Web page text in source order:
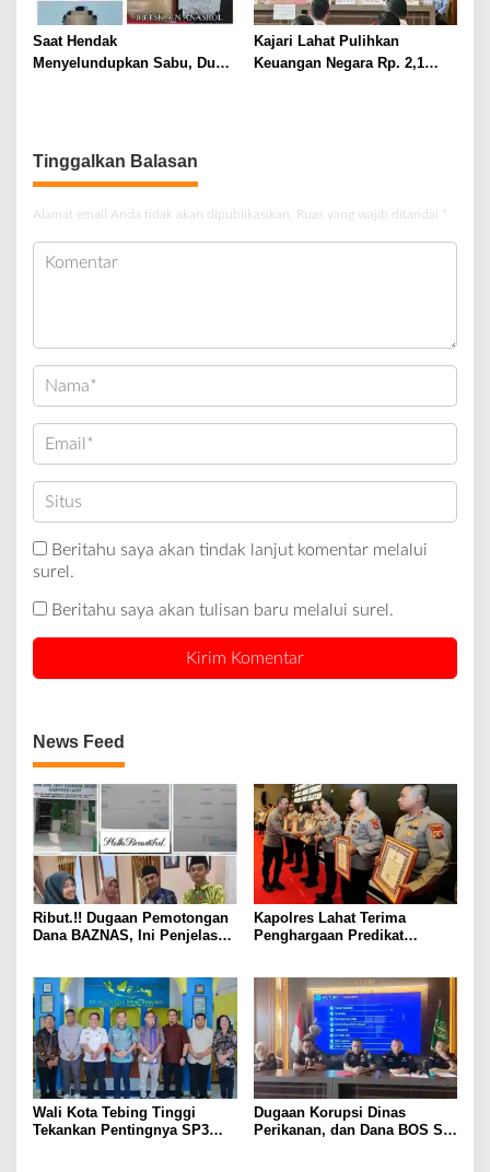
Saat Hendak
Menyelundupkan Sabu, Dua
Kajari Lahat Pulihkan
Keuangan Negara Rp. 2,1
Tinggalkan Balasan
Alamat email Anda tidak akan dipublikasikan. Ruas yang wajib ditandai *
Beritahu saya akan tindak lanjut komentar melalui
surel.
Beritahu saya akan tulisan baru melalui surel.
News Feed
Ribut.!! Dugaan Pemotongan
Dana BAZNAS, Ini Penjelasan
Kapolres Lahat Terima
Penghargaan Predikat
Wali Kota Tebing Tinggi
Tekankan Pentingnya SP3
Dugaan Korupsi Dinas
Perikanan, dan Dana BOS SD